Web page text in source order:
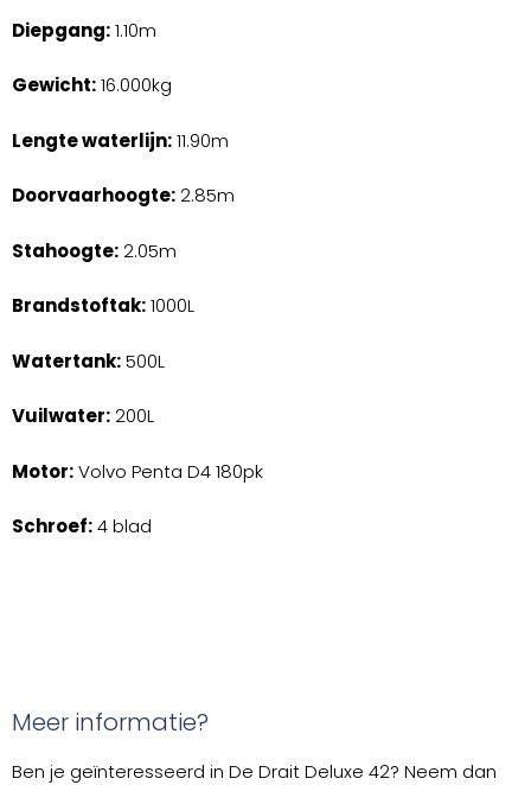
Diepgang:1.10m
Gewicht:16.000kg
Lengte waterlijn:11.90m
Doorvaarhoogte:2.85m
Stahoogte:2.05m
Brandstoftak:1000L
Watertank:500L
Vuilwater:200L
Motor:Volvo Penta D4 180pk
Schroef:4 blad
Meer informatie?
Ben je geïnteresseerd in De Drait Deluxe 42? Neem dan